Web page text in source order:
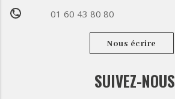
phone 01 60 43 80 80
Nous écrire
SUIVEZ-NOUS